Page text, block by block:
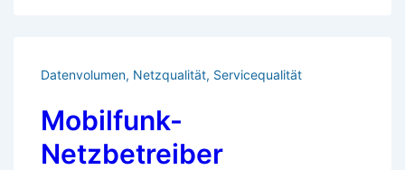
Datenvolumen, Netzqualität, Servicequalität
Mobilfunk-
Netzbetreiber